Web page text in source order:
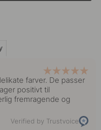
farver. De passer
positivt til
fremragende og
Verified by Trustvoice